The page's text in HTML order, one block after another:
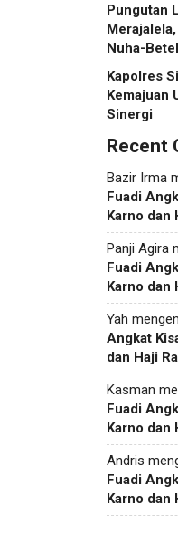
Pungutan
Nuha-
Kapolres
Kemajuan
Sinergi
Recent
Bazir Irma
Fuadi
Karno dan
Panji Agira
Fuadi
Karno dan
Yah
Angkat
dan Haji
Kasman
Fuadi
Karno dan
Andris
Fuadi
Karno dan